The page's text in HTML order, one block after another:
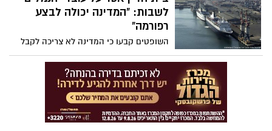
העיר, ורבים פנו למערכת אשדוד נט ודיווחו
על מה ששמעו והרגישו
לשבות: "המדינה יכולה לבצע
רפורמה"
השופטים קבעו כי המדינה לא צריכה לקבל
את הסכמת העובדים להקמת נמלי ים חדשים,
אולם הורו לצדדים להידבר ולהגיע להסכמות
עד ה-10 באוקטובר . לפי שעה לא ברור כיצד
יגיבו העובדים.